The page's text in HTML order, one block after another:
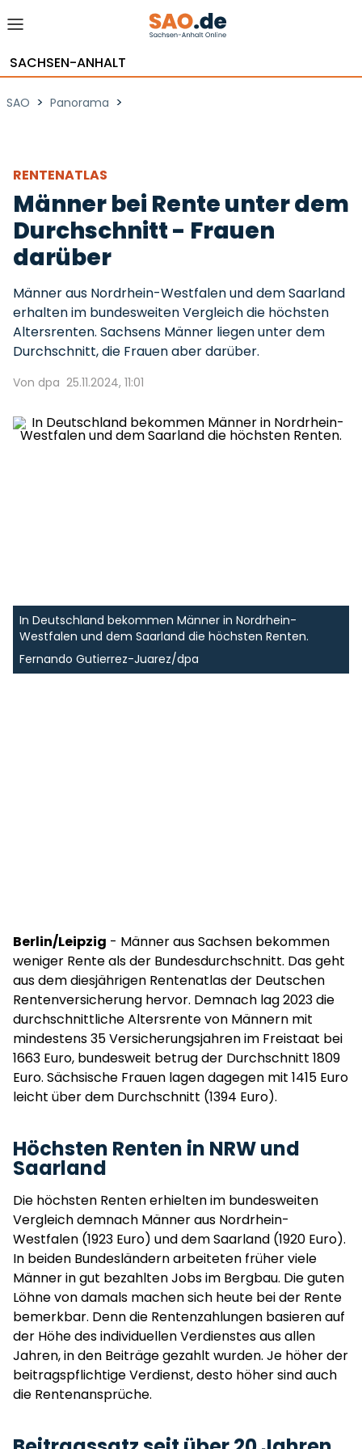
SACHSEN-ANHALT
SAO > Panorama >
RENTENATLAS
Männer bei Rente unter dem
Durchschnitt - Frauen
darüber
Männer aus Nordrhein-Westfalen und dem Saarland
erhalten im bundesweiten Vergleich die höchsten
Altersrenten. Sachsens Männer liegen unter dem
Durchschnitt, die Frauen aber darüber.
Von dpa 25.11.2024, 11:01
In Deutschland bekommen Männer in Nordrhein-
Westfalen und dem Saarland die höchsten Renten.
Fernando Gutierrez-Juarez/dpa
Berlin/Leipzig - Männer aus Sachsen bekommen
weniger Rente als der Bundesdurchschnitt. Das geht
aus dem diesjährigen Rentenatlas der Deutschen
Rentenversicherung hervor. Demnach lag 2023 die
durchschnittliche Altersrente von Männern mit
mindestens 35 Versicherungsjahren im Freistaat bei
1663 Euro, bundesweit betrug der Durchschnitt 1809
Euro. Sächsische Frauen lagen dagegen mit 1415 Euro
leicht über dem Durchschnitt (1394 Euro).
Höchsten Renten in NRW und
Saarland
Die höchsten Renten erhielten im bundesweiten
Vergleich demnach Männer aus Nordrhein-
Westfalen (1923 Euro) und dem Saarland (1920 Euro).
In beiden Bundesländern arbeiteten früher viele
Männer in gut bezahlten Jobs im Bergbau. Die guten
Löhne von damals machen sich heute bei der Rente
bemerkbar. Denn die Rentenzahlungen basieren auf
der Höhe des individuellen Verdienstes aus allen
Jahren, in den Beiträge gezahlt wurden. Je höher der
beitragspflichtige Verdienst, desto höher sind auch
die Rentenansprüche.